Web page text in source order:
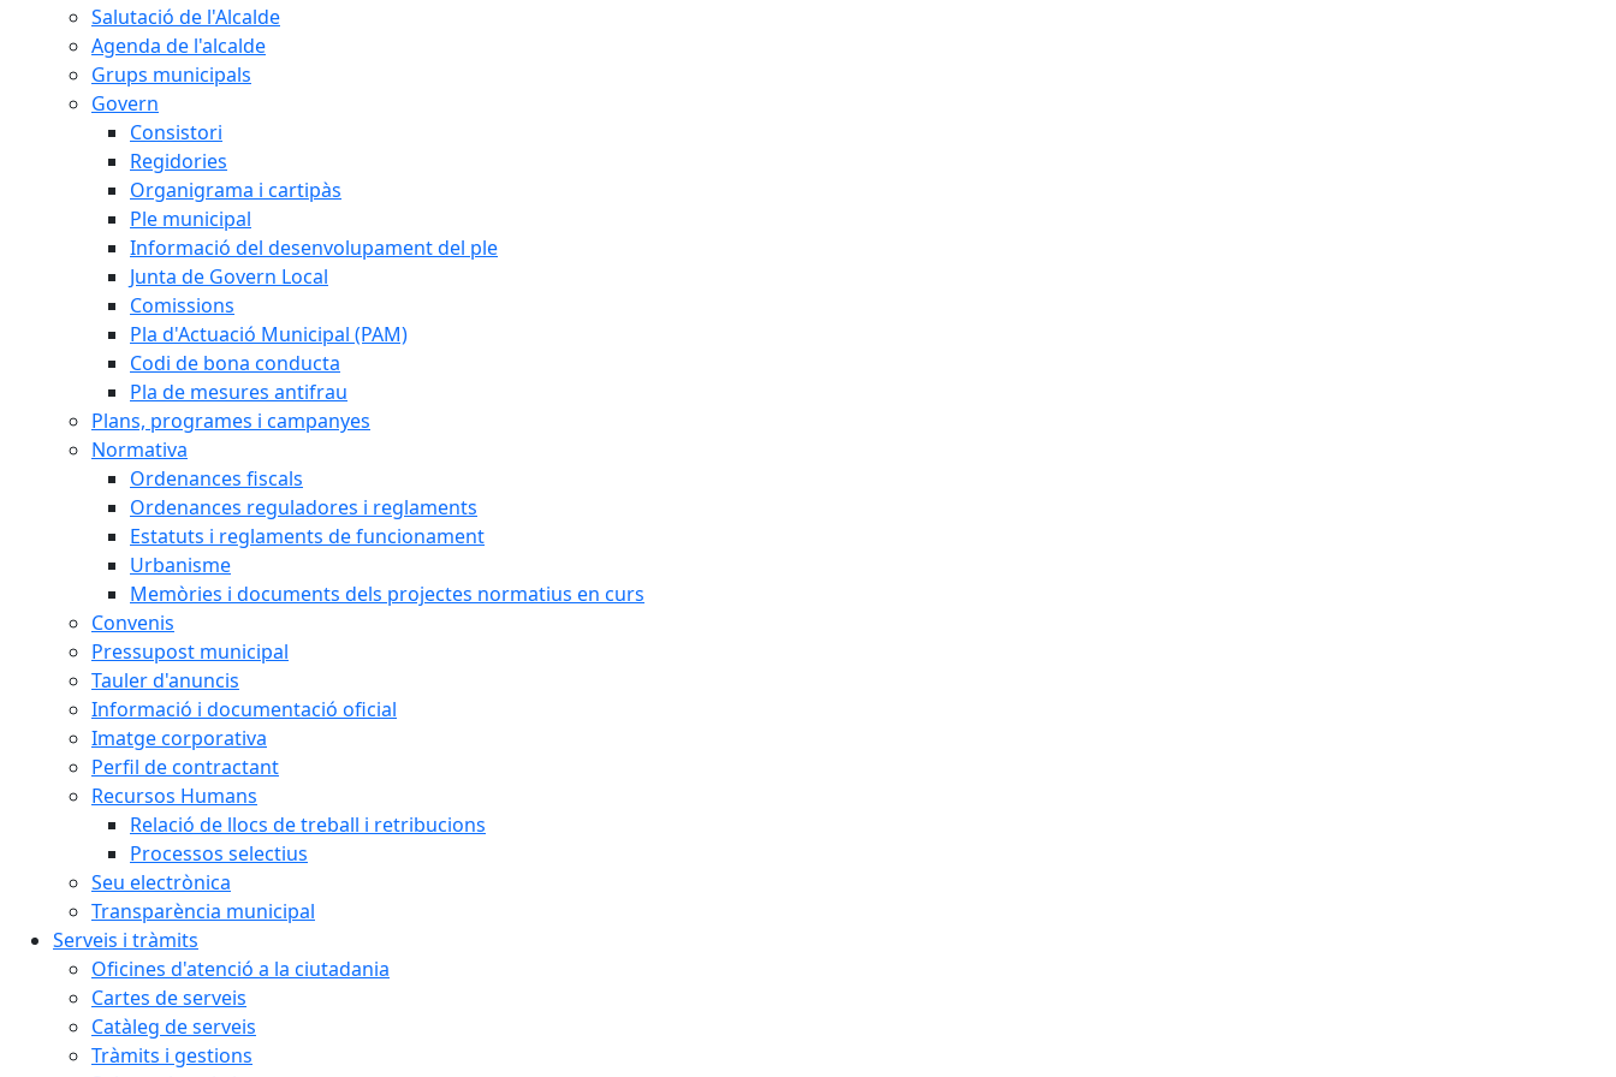
Salutació de l'Alcalde
Agenda de l'alcalde
Grups municipals
Govern
Consistori
Regidories
Organigrama i cartipàs
Ple municipal
Informació del desenvolupament del ple
Junta de Govern Local
Comissions
Pla d'Actuació Municipal (PAM)
Codi de bona conducta
Pla de mesures antifrau
Plans, programes i campanyes
Normativa
Ordenances fiscals
Ordenances reguladores i reglaments
Estatuts i reglaments de funcionament
Urbanisme
Memòries i documents dels projectes normatius en curs
Convenis
Pressupost municipal
Tauler d'anuncis
Informació i documentació oficial
Imatge corporativa
Perfil de contractant
Recursos Humans
Relació de llocs de treball i retribucions
Processos selectius
Seu electrònica
Transparència municipal
Serveis i tràmits
Oficines d'atenció a la ciutadania
Cartes de serveis
Catàleg de serveis
Tràmits i gestions